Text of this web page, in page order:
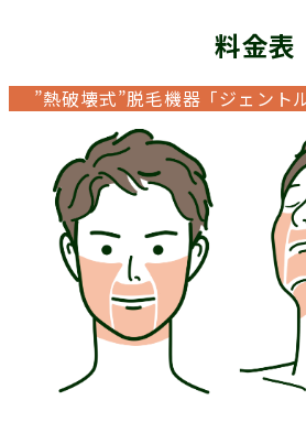
料金表
”熱破壊式”脱毛機器「ジェント